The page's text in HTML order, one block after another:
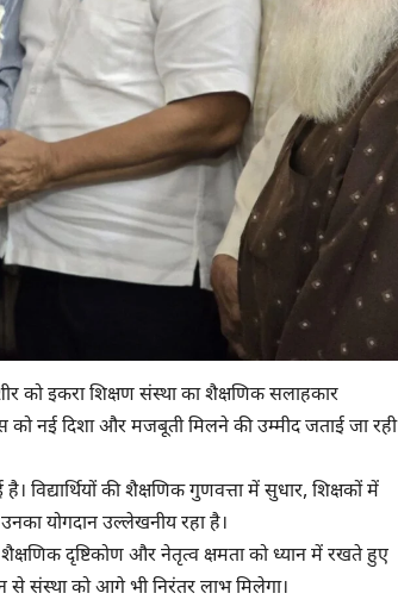
को इकरा शिक्षण संस्था का शैक्षणिक सलाहकार
नई दिशा और मजबूती मिलने की उम्मीद जताई जा रही
की शैक्षणिक गुणवत्ता में सुधार, शिक्षकों में
योगदान उल्लेखनीय रहा है।
दृष्टिकोण और नेतृत्व क्षमता को ध्यान में रखते हुए
से संस्था को आगे भी निरंतर लाभ मिलेगा।